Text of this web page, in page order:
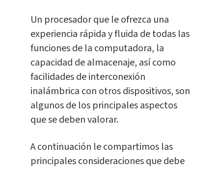
Un procesador que le ofrezca una
experiencia rápida y fluida de todas las
funciones de la computadora, la
capacidad de almacenaje, así como
facilidades de interconexión
inalámbrica con otros dispositivos, son
algunos de los principales aspectos
que se deben valorar.
A continuación le compartimos las
principales consideraciones que debe